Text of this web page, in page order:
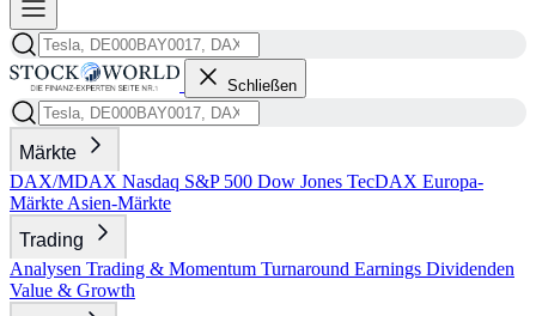
Schließen
Märkte
DAX/MDAX Nasdaq S&P 500 Dow Jones TecDAX Europa-
Märkte Asien-Märkte
Trading
Analysen Trading & Momentum Turnaround Earnings Dividenden
Value & Growth